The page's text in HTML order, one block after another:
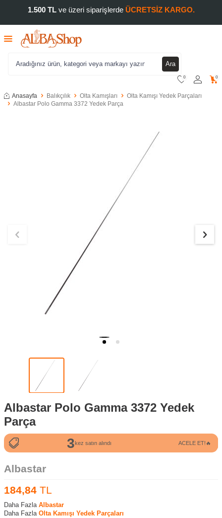
1.500 TLve üzeri siparişlerde ÜCRETSİZ KARGO.
Ara
0 0
Anasayfa Balıkçılık Olta Kamışları
Olta Kamışı Yedek Parçaları
Albastar Polo Gamma 3372 Yedek Parça
Albastar Polo Gamma 3372 Yedek
Parça
3kez satın alındı
4kez sepete eklendi ACELE ET!🔥
Albastar
184,84 TL
Daha Fazla Albastar
Daha Fazla Olta Kamışı Yedek Parçaları